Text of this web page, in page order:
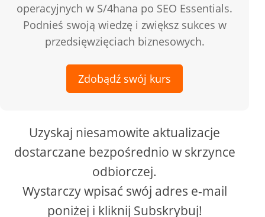
operacyjnych w S/4hana po SEO Essentials.
Podnieś swoją wiedzę i zwiększ sukces w
przedsięwzięciach biznesowych.
Zdobądź swój kurs
Uzyskaj niesamowite aktualizacje
dostarczane bezpośrednio w skrzynce
odbiorczej.
Wystarczy wpisać swój adres e-mail
poniżej i kliknij Subskrybuj!